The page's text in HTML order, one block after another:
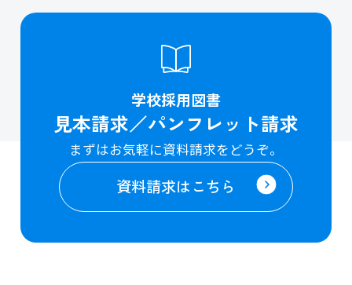
学校採用図書
見本請求／パンフレット請求
まずはお気軽に資料請求をどうぞ。
資料請求はこちら